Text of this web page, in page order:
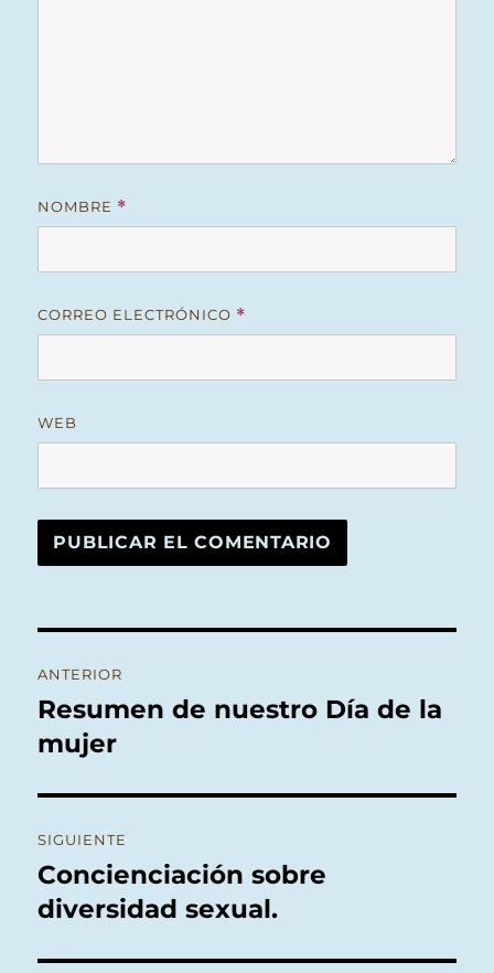
NOMBRE *
CORREO ELECTRÓNICO *
WEB
de
entradas
ANTERIOR
Entrada
anterior:
Resumen de nuestro Día de la
mujer
SIGUIENTE
Entrada
siguiente:
Concienciación sobre
diversidad sexual.